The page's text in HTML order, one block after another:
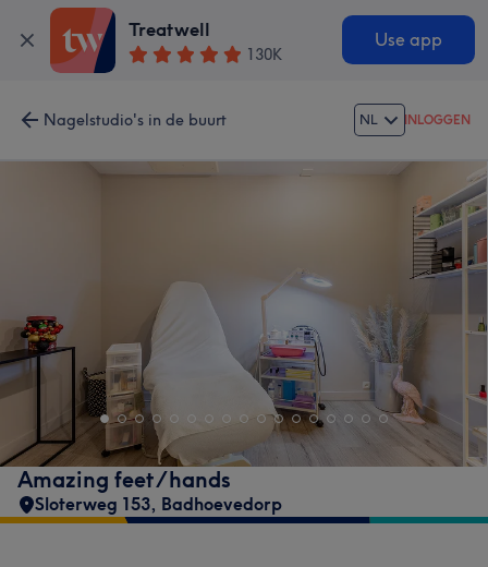
Treatwell
130K
Use app
Nagelstudio's in de buurt NL INLOGGEN
Amazing feet/hands
Sloterweg 153, Badhoevedorp